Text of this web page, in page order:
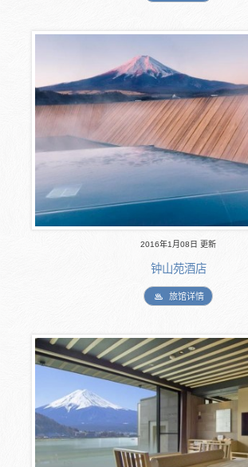
2016年1月08日 更新
钟山苑酒店
旅馆详情